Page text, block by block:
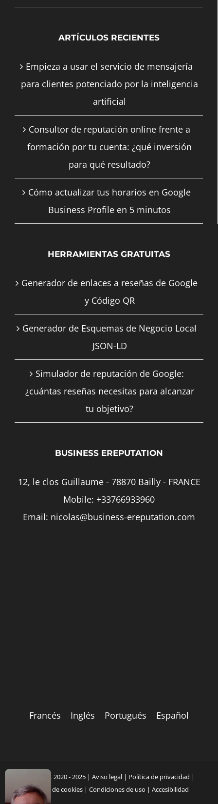
ARTÍCULOS RECIENTES
Empieza a usar el servicio de mensajería
para clientes potenciado por la inteligencia
artificial
Consultor de reputación online frente a
formación por tu cuenta: ¿qué inversión
para qué resultado?
Cómo actualizar tus horarios en Google
Business Profile en 5 minutos
HERRAMIENTAS GRATUITAS
Generador de enlaces a reseñas de Google
y Código QR
Generador de Esquemas de Negocio Local
JSON-LD
Simulador de reputación de Google:
¿cuántas reseñas necesitas para alcanzar
tu objetivo?
BUSINESS EREPUTATION
12, le clos Guillaume - 78870 Bailly - FRANCE
Mobile: +33766933960
Email: nicolas@business-ereputation.com
Francés Inglés Portugués Español
Copyright 2020 - 2025 | Aviso legal | Política de privacidad |
Política de cookies| Condiciones de uso | Accesibilidad